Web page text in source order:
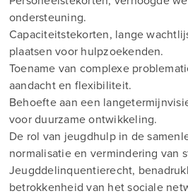
ondersteuning.
Capaciteitstekorten, lange
plaatsen voor hulpzoekenden.
Toename van complexe
aandacht en flexibiliteit.
Behoefte aan een
voor duurzame ontwikkeling.
De rol van jeugdhulp in de
normalisatie en vermindering van
Jeugddelinquentierecht,
betrokkenheid van het sociale